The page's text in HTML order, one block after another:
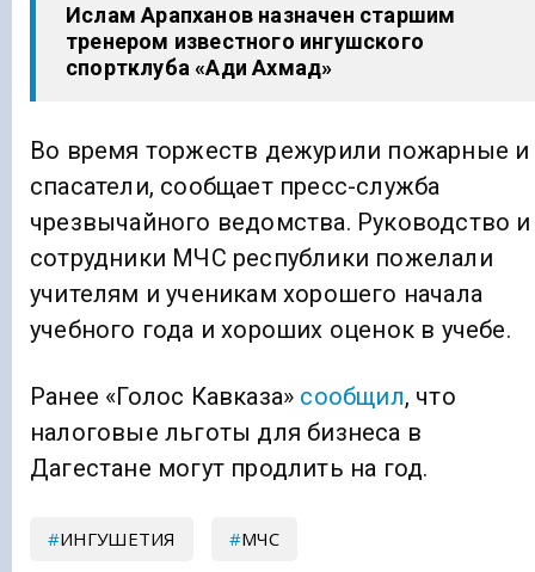
Ислам Арапханов назначен старшим
тренером известного ингушского
спортклуба «Ади Ахмад»
Во время торжеств дежурили пожарные и
спасатели, сообщает пресс-служба
чрезвычайного ведомства. Руководство и
сотрудники МЧС республики пожелали
учителям и ученикам хорошего начала
учебного года и хороших оценок в учебе.
Ранее «Голос Кавказа» сообщил, что
налоговые льготы для бизнеса в
Дагестане могут продлить на год.
ИНГУШЕТИЯ МЧС